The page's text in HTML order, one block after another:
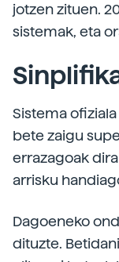
jotzen zituen.
sistemak, eta
Sistema
bete zaigu
errazagoak
arrisku
Dagoeneko
dituzte.